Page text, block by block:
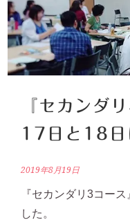
『セカンダ
17日と18日
2019年8月19日
『セカンダリ3コー
した。